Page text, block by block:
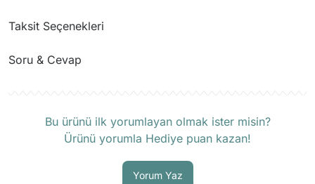
Taksit Seçenekleri
Soru & Cevap
Bu ürünü ilk yorumlayan olmak ister misin?
Ürünü yorumla Hediye puan kazan!
Yorum Yaz